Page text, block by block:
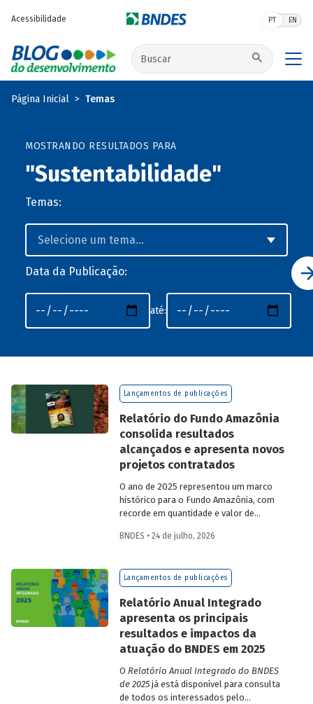
Acessibilidade PT EN
Buscar no site
Página Inicial Temas
MOSTRANDO RESULTADOS PARA
"Sustentabilidade"
Temas:
Data da Publicação:
até:
Lançamentos de publicações
Relatório do Fundo Amazônia
consolida resultados
alcançados e apresenta novos
projetos contratados
O ano de 2025 representou um marco
histórico para o Fundo Amazônia, com
recorde em quantidade e valor de
desembolsos: foram 22 operações
bilhões, além de R$ 387 milhões
desembolsados. Ainda no período, foram
BNDES • 24 de julho, 2026
Lançamentos de publicações
Relatório Anual Integrado
apresenta os principais
resultados e impactos da
atuação do BNDES em 2025
O Relatório Anual Integrado do BNDES
de 2025já está disponível para consulta
de todos os interessados pelo